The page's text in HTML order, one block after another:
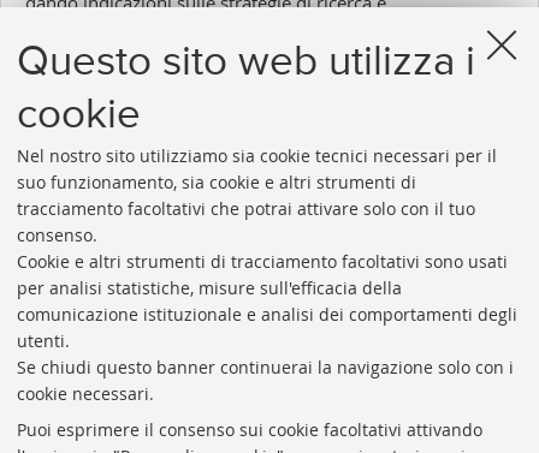
Questo sito web utilizza i
cookie
Nel nostro sito utilizziamo sia cookie tecnici necessari per il
suo funzionamento, sia cookie e altri strumenti di
tracciamento facoltativi che potrai attivare solo con il tuo
consenso.
Cookie e altri strumenti di tracciamento facoltativi sono usati
per analisi statistiche, misure sull'efficacia della
comunicazione istituzionale e analisi dei comportamenti degli
utenti.
Se chiudi questo banner continuerai la navigazione solo con i
cookie necessari.
Puoi esprimere il consenso sui cookie facoltativi attivando
Rubrica di Ateneo
Rss
Statistiche
Biblioteche di Ateneo